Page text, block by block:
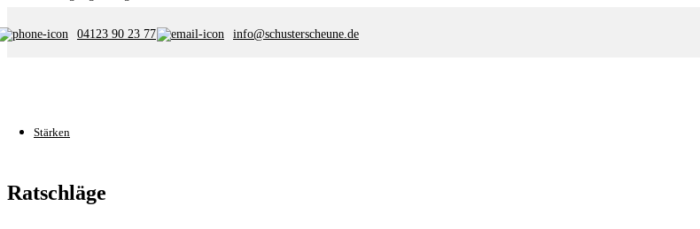
04123 90 23 77 info@schusterscheune.de
Nahrungsergänzung
Stärken
Stärken
Kartoffelstärke 25kg
Ratschläge